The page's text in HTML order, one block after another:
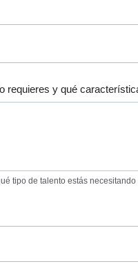
requieres y qué
tipo de talento estás necesitando